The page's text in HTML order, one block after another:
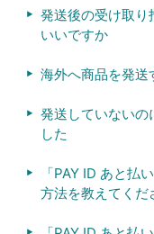
発送後の受け取り
いいですか
海外へ商品を発送
発送していないの
した
「PAY ID あと払
方法を教えてくだ